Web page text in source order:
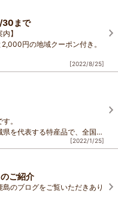
30まで
】
円の地域クーポン付き。
すのでご注意ください。[2022/8/25]
。
を代表する特産品で、全国シ
誇る「干し芋」です！[2022/1/25]
のご紹介
のブログをご覧いただきあり